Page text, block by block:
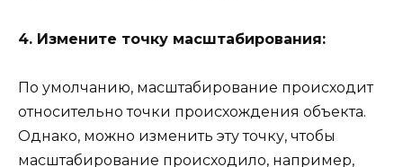
4. Измените точку масштабирования:
По умолчанию, масштабирование происходит
относительно точки происхождения объекта.
Однако, можно изменить эту точку, чтобы
масштабирование происходило, например,